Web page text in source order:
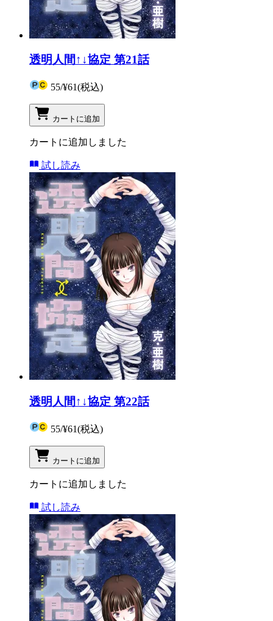
透明人間↑↓協定 第21話
55/¥61(税込)
カートに追加
カートに追加しました
試し読み
透明人間↑↓協定 第22話
55/¥61(税込)
カートに追加
カートに追加しました
試し読み